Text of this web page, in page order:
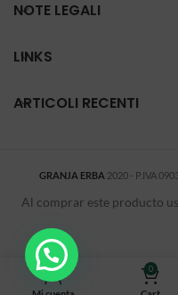
NOTE LEGALI
LINKS
ARTICOLI RECENTI
GRANJA ERBA 2020 - P.IVA
Al comprar este producto
0